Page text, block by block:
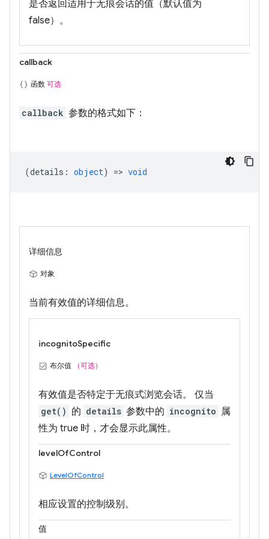
是否返回适用于无痕会话的值（默认值为
false）。
callback
函数 可选
callback 参数的格式如下：
(details : object) => void
详细信息
对象
当前有效值的详细信息。
incognitoSpecific
布尔值 （可选）
有效值是否特定于无痕式浏览会话。 仅当
get() 的 details 参数中的 incognito 属
性为 true 时，才会显示此属性。
levelOfControl
LevelOfControl
相应设置的控制级别。
值